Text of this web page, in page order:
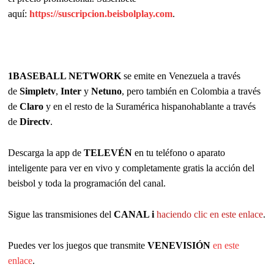
aquí:https://suscripcion.beisbolplay.com.
1BASEBALL NETWORK se emite en Venezuela a través
deSimpletv,Inter yNetuno, pero también en Colombia a través
deClaro y en el resto de la Suramérica hispanohablante a través
deDirectv.
Descarga la app deTELEVÉN en tu teléfono o aparato
inteligente para ver en vivo y completamente gratis la acción del
beisbol y toda la programación del canal.
Sigue las transmisiones delCANAL i haciendo clic en este enlace.
Puedes ver los juegos que transmiteVENEVISIÓN en este
enlace.